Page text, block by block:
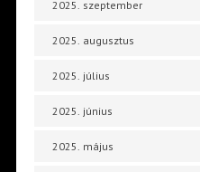
2025. szeptember
2025. augusztus
2025. július
2025. június
2025. május